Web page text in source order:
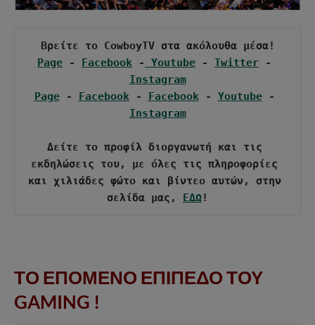
Page - Facebook - Youtube - Twitter
Instagram
Page - Facebook - Facebook - Youtube
Instagram
Δείτε το προφίλ διοργανωτή και τις
εκδηλώσεις του, με όλες τις πληροφορίες
και χιλιάδες φώτο και βίντεο αυτών, στην
σελίδα μας, ΕΔΩ
ΤΟ ΕΠΟΜΕΝΟ ΕΠΙΠΕΔΟ ΤΟΥ
GAMING !